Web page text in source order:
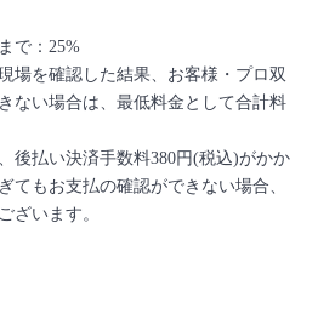
で：25%
場を確認した結果、お客様・プロ双
ない場合は、最低料金として合計料
後払い決済手数料380円(税込)がかか
てもお支払の確認ができない場合、
ざいます。